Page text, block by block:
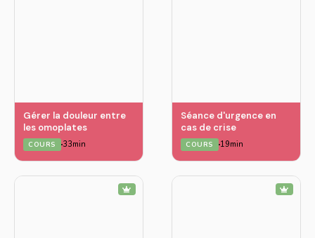
Gérer la douleur entre
les omoplates
COURS 33min
Séance d'urgence en
cas de crise
COURS 19min